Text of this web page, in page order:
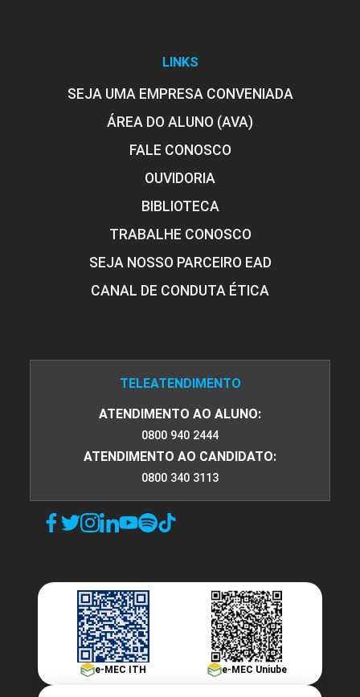
Vias de Administração
Farmacocinética: Absorção
Farmacocinética: Distribuição
10h
LINKS
SEJA UMA EMPRESA CONVENIADA
ÁREA DO ALUNO (AVA)
FALE CONOSCO
OUVIDORIA
BIBLIOTECA
TRABALHE CONOSCO
SEJA NOSSO PARCEIRO EAD
CANAL DE CONDUTA ÉTICA
TELEATENDIMENTO
ATENDIMENTO AO ALUNO:
0800 940 2444
ATENDIMENTO AO CANDIDATO:
0800 340 3113
e-MEC ITH e-MEC Uniube